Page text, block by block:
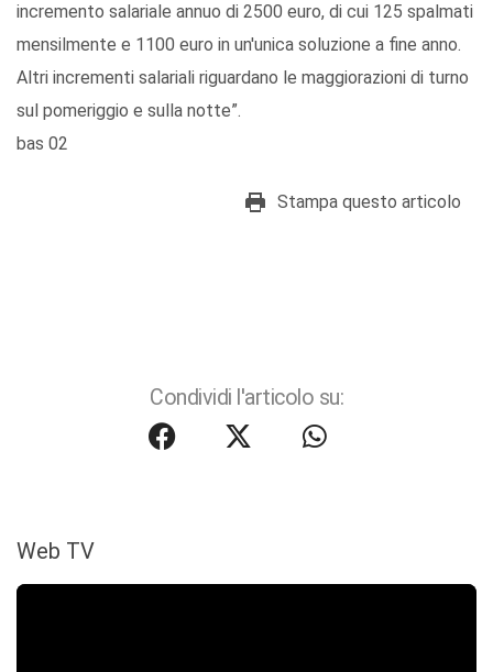
incremento salariale annuo di 2500 euro, di cui 125 spalmati
mensilmente e 1100 euro in un'unica soluzione a fine anno.
Altri incrementi salariali riguardano le maggiorazioni di turno
sul pomeriggio e sulla notte”.
bas 02
Stampa questo articolo
Condividi l'articolo su:
Web TV